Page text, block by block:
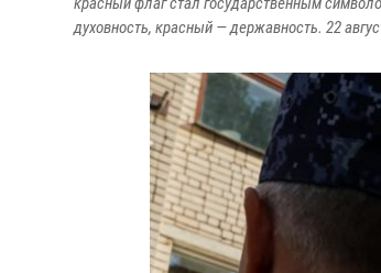
духовность, красный — державность. 22